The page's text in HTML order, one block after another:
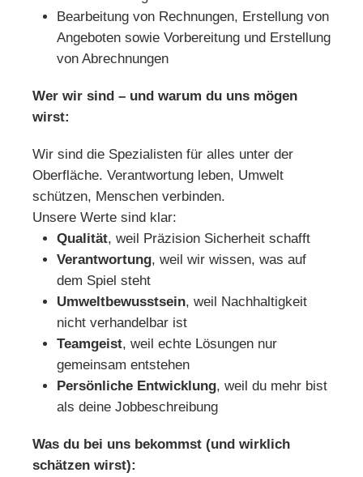
Bearbeitung von Rechnungen, Erstellung von
Angeboten sowie Vorbereitung und Erstellung
von Abrechnungen
Wer wir sind – und warum du uns mögen
wirst:
Wir sind die Spezialisten für alles unter der
Oberfläche. Verantwortung leben, Umwelt
schützen, Menschen verbinden.
Unsere Werte sind klar:
Qualität, weil Präzision Sicherheit schafft
Verantwortung, weil wir wissen, was auf
dem Spiel steht
Umweltbewusstsein, weil Nachhaltigkeit
nicht verhandelbar ist
Teamgeist, weil echte Lösungen nur
gemeinsam entstehen
Persönliche Entwicklung, weil du mehr bist
als deine Jobbeschreibung
Was du bei uns bekommst (und wirklich
schätzen wirst):